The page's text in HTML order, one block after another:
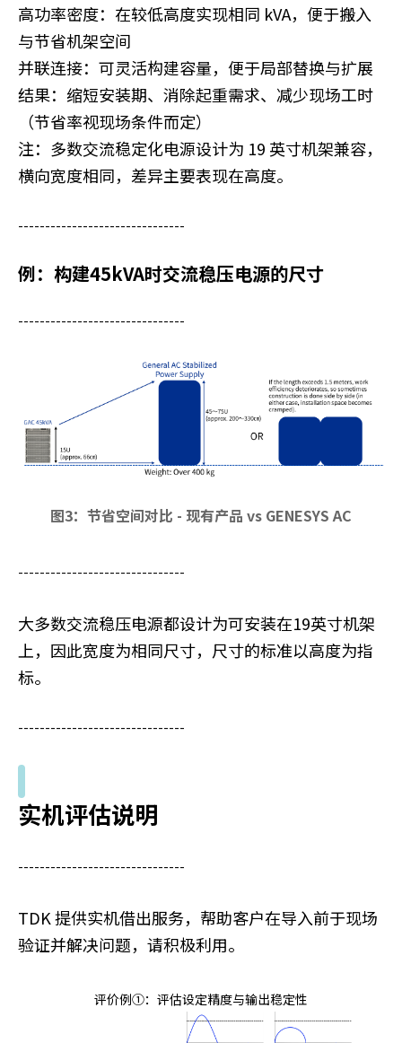
高功率密度：在较低高度实现相同 kVA，便于搬入
与节省机架空间
并联连接：可灵活构建容量，便于局部替换与扩展
结果：缩短安装期、消除起重需求、减少现场工时
（节省率视现场条件而定）
注：多数交流稳定化电源设计为 19 英寸机架兼容，
横向宽度相同，差异主要表现在高度。
-------------------------------
例：构建45kVA时交流稳压电源的尺寸
-------------------------------
图3：节省空间对比 - 现有产品 vs GENESYS AC
-------------------------------
大多数交流稳压电源都设计为可安装在19英寸机架
上，因此宽度为相同尺寸，尺寸的标准以高度为指
标。
-------------------------------
实机评估说明
-------------------------------
TDK 提供实机借出服务，帮助客户在导入前于现场
验证并解决问题，请积极利用。
评价例①：评估设定精度与输出稳定性